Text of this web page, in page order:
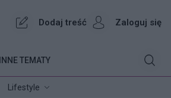
Dodaj treść Zaloguj się
Lifestyle
INNE TEMATY